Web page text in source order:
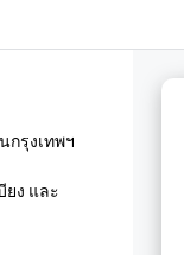
รุงเทพฯ
ยง และ